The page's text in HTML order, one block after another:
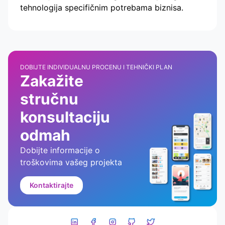
tehnologija specifičnim potrebama biznisa.
DOBIJTE INDIVIDUALNU PROCENU I TEHNIČKI PLAN
Zakažite
stručnu
konsultaciju
odmah
Dobijte informacije o
troškovima vašeg projekta
Kontaktirajte